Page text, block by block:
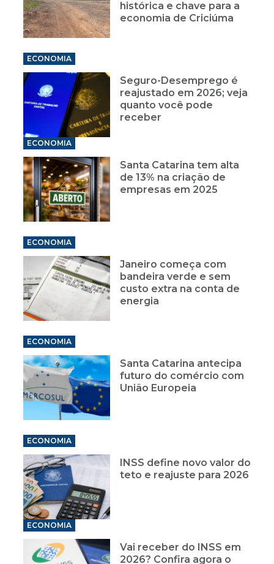
histórica e chave para a
economia de Criciúma
ECONOMIA
Seguro-Desemprego é
reajustado em 2026; veja
quanto você pode
receber
ECONOMIA
Santa Catarina tem alta
de 13% na criação de
empresas em 2025
ECONOMIA
Janeiro começa com
bandeira verde e sem
custo extra na conta de
energia
ECONOMIA
Santa Catarina antecipa
futuro do comércio com
União Europeia
ECONOMIA
INSS define novo valor do
teto e reajuste para 2026
ECONOMIA
Vai receber do INSS em
2026? Confira agora o